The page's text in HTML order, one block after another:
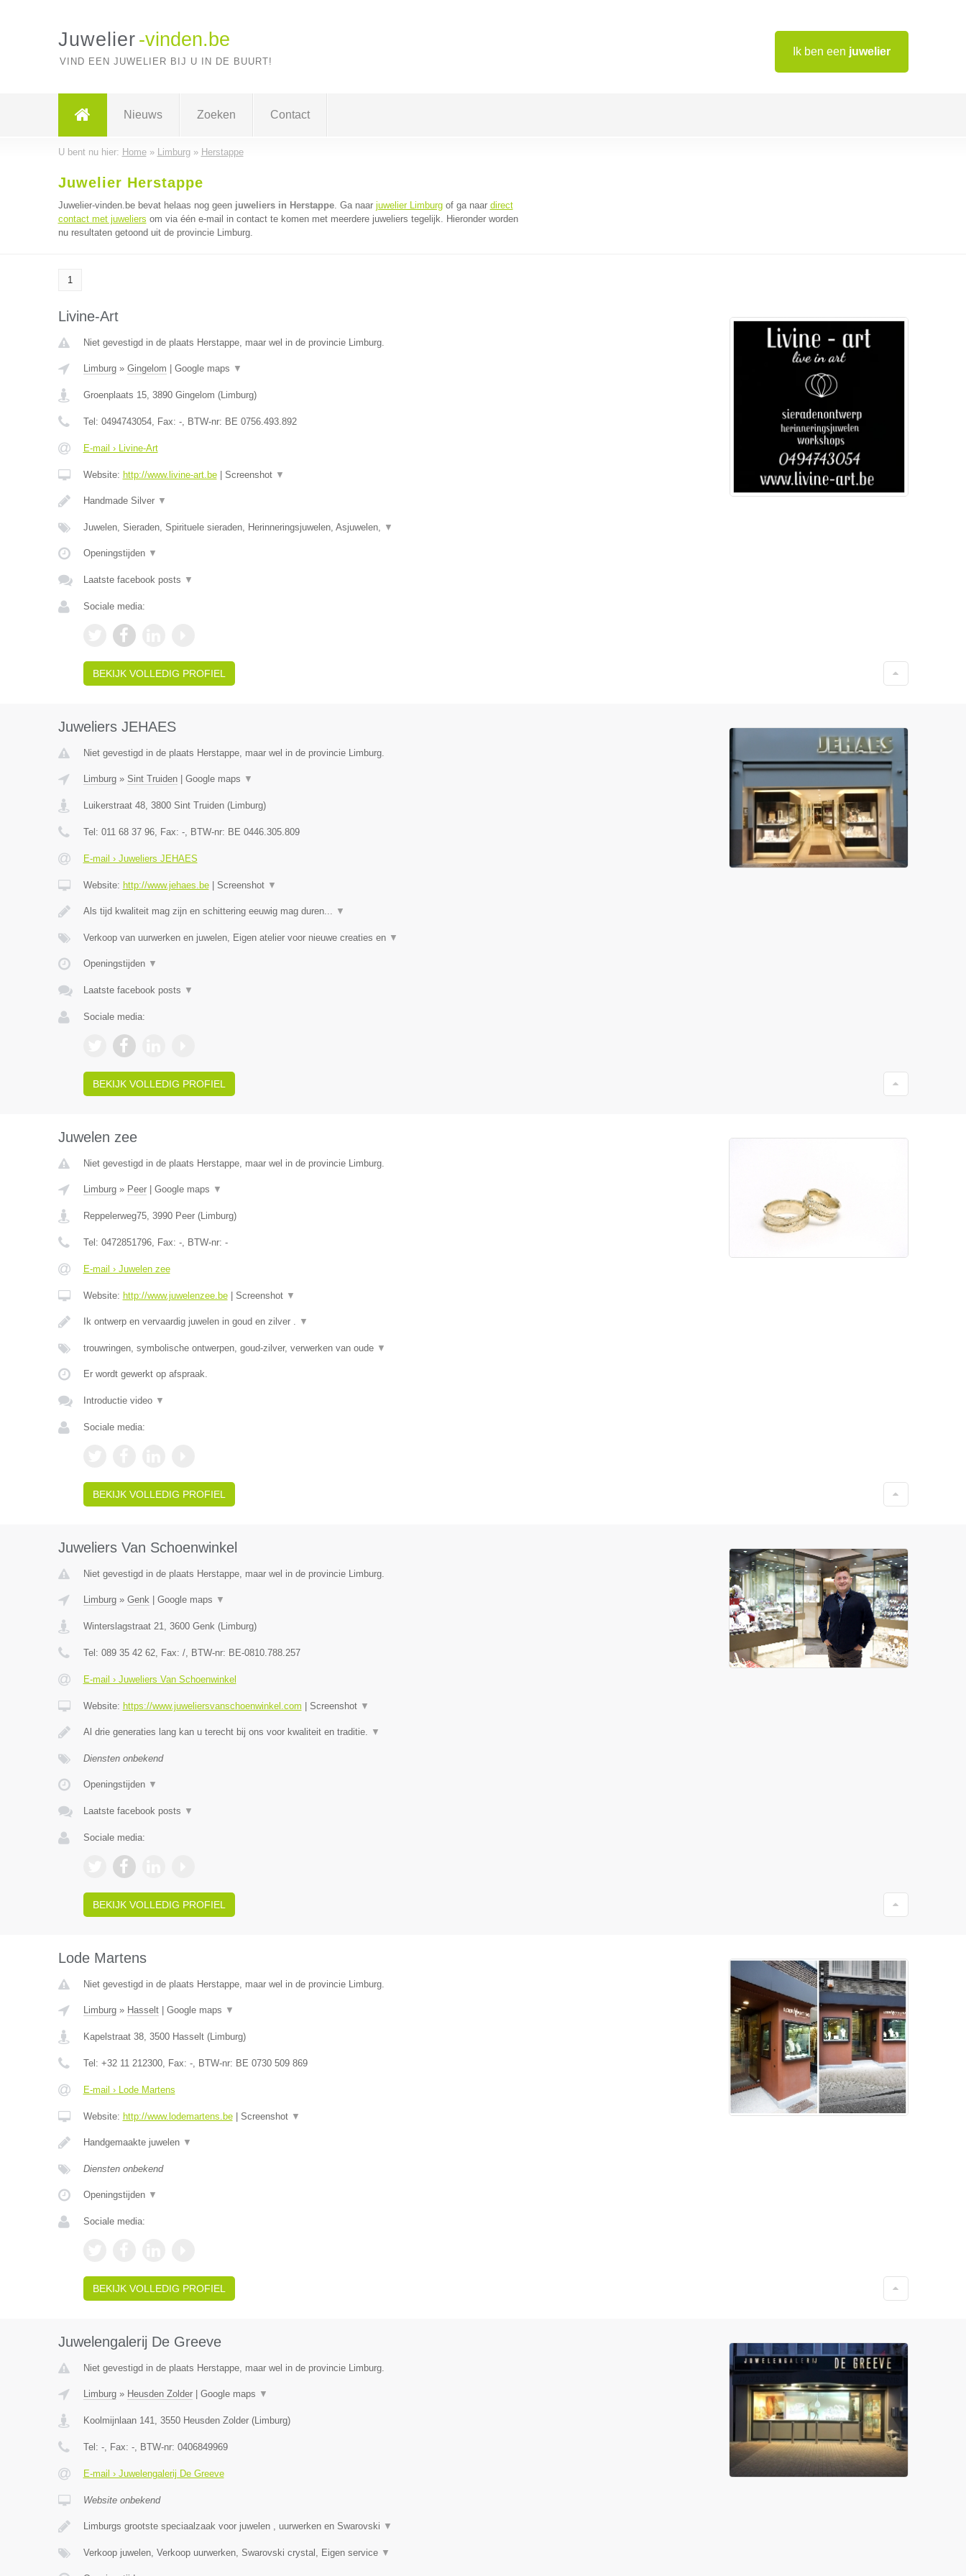
Ik ben een juwelier
Juwelier -vinden.be
VIND EEN JUWELIER BIJ U IN DE BUURT!
Nieuws Zoeken Contact
U bent nu hier: Home» Limburg» Herstappe
Juwelier Herstappe
Juwelier-vinden.be bevat helaas nog geen juweliers in Herstappe. Ga naar juwelier Limburgof ga naar direct
contact met juweliers om via één e-mail in contact te komen met meerdere juweliers tegelijk. Hieronder worden
nu resultaten getoond uit de provincie Limburg.
1
Livine-Art
Niet gevestigd in de plaats Herstappe, maar wel in de provincie Limburg.
Limburg» Gingelom Google maps ▼
Groenplaats 15, 3890 Gingelom (Limburg)
Tel: 0494743054, Fax: -, BTW-nr: BE 0756.493.892
E-mail › Livine-Art
Website: http://www.livine-art.be| Screenshot ▼
Handmade Silver ▼
Juwelen, Sieraden, Spirituele sieraden, Herinneringsjuwelen, Asjuwelen, ▼
Openingstijden ▼
Laatste facebook posts ▼
Sociale media:
BEKIJK VOLLEDIG PROFIEL
Juweliers JEHAES
Niet gevestigd in de plaats Herstappe, maar wel in de provincie Limburg.
Limburg» Sint Truiden| Google maps ▼
Luikerstraat 48, 3800 Sint Truiden(Limburg)
Tel: 011 68 37 96, Fax: -, BTW-nr: BE 0446.305.809
E-mail › Juweliers JEHAES
Website: http://www.jehaes.be| Screenshot ▼
Als tijd kwaliteit mag zijn en schittering eeuwig mag duren... ▼
Verkoop van uurwerken en juwelen, Eigen atelier voor nieuwe creaties en ▼
Openingstijden ▼
Laatste facebook posts ▼
Sociale media:
BEKIJK VOLLEDIG PROFIEL
Juwelen zee
Niet gevestigd in de plaats Herstappe, maar wel in de provincie Limburg.
Limburg» Peer| Google maps ▼
Reppelerweg75, 3990 Peer(Limburg)
Tel: 0472851796, Fax: -, BTW-nr: -
E-mail › Juwelen zee
Website: http://www.juwelenzee.be| Screenshot ▼
Ik ontwerp en vervaardig juwelen in goud en zilver . ▼
trouwringen, symbolische ontwerpen, goud-zilver, verwerken van oude ▼
Er wordt gewerkt op afspraak.
Introductie video ▼
Sociale media:
BEKIJK VOLLEDIG PROFIEL
Juweliers Van Schoenwinkel
Niet gevestigd in de plaats Herstappe, maar wel in de provincie Limburg.
Limburg» Genk| Google maps ▼
Winterslagstraat 21, 3600 Genk(Limburg)
Tel: 089 35 42 62, Fax: /, BTW-nr: BE-0810.788.257
E-mail › Juweliers Van Schoenwinkel
Website: https://www.juweliersvanschoenwinkel.com Screenshot ▼
Al drie generaties lang kan u terecht bij ons voor kwaliteit en traditie. ▼
Diensten onbekend
Openingstijden ▼
Laatste facebook posts ▼
Sociale media:
BEKIJK VOLLEDIG PROFIEL
Lode Martens
Niet gevestigd in de plaats Herstappe, maar wel in de provincie Limburg.
Limburg» Hasselt| Google maps ▼
Kapelstraat 38, 3500 Hasselt(Limburg)
Tel: +32 11 212300, Fax: -, BTW-nr: BE 0730 509 869
E-mail › Lode Martens
Website: http://www.lodemartens.be| Screenshot ▼
Handgemaakte juwelen ▼
Diensten onbekend
Openingstijden ▼
Sociale media:
BEKIJK VOLLEDIG PROFIEL
Juwelengalerij De Greeve
Niet gevestigd in de plaats Herstappe, maar wel in de provincie Limburg.
Limburg» Heusden Zolder| Google maps ▼
Koolmijnlaan 141, 3550 Heusden Zolder(Limburg)
Tel: -, Fax: -, BTW-nr: 0406849969
E-mail › Juwelengalerij De Greeve
Website onbekend
Limburgs grootste speciaalzaak voor juwelen , uurwerken en Swarovski ▼
Verkoop juwelen, Verkoop uurwerken, Swarovski crystal, Eigen service ▼